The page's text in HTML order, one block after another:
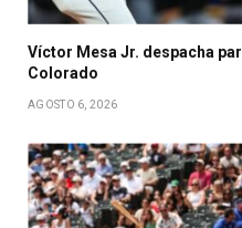
Víctor Mesa Jr. despacha
Colorado
AGOSTO 6, 2026